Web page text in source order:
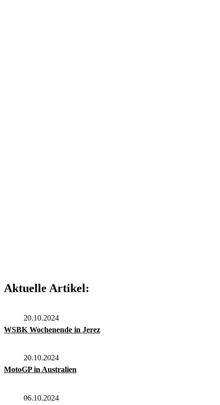
Aktuelle Artikel:
20.10.2024
WSBK Wochenende in Jerez
20.10.2024
MotoGP in Australien
06.10.2024